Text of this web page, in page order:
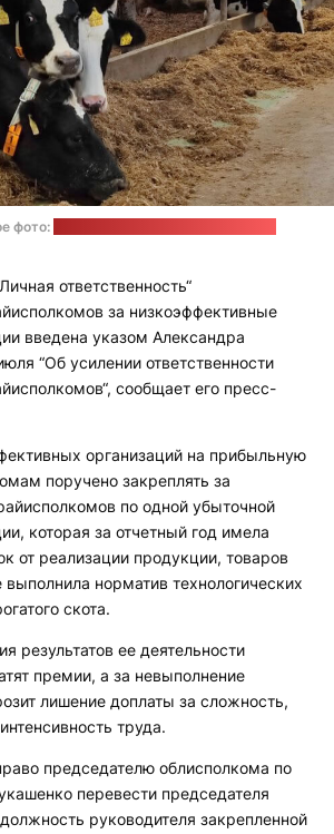
фото:
ответственность“
за низкоэффективные
введена указом Александра
“Об усилении ответственности
сообщает его пресс-
организаций на прибыльную
поручено закреплять за
по одной убыточной
которая за отчетный год имела
от реализации продукции, товаров
выполнила норматив технологических
скота.
результатов ее деятельности
премии, а за невыполнение
лишение доплаты за сложность,
труда.
председателю облисполкома по
перевести председателя
руководителя закрепленной